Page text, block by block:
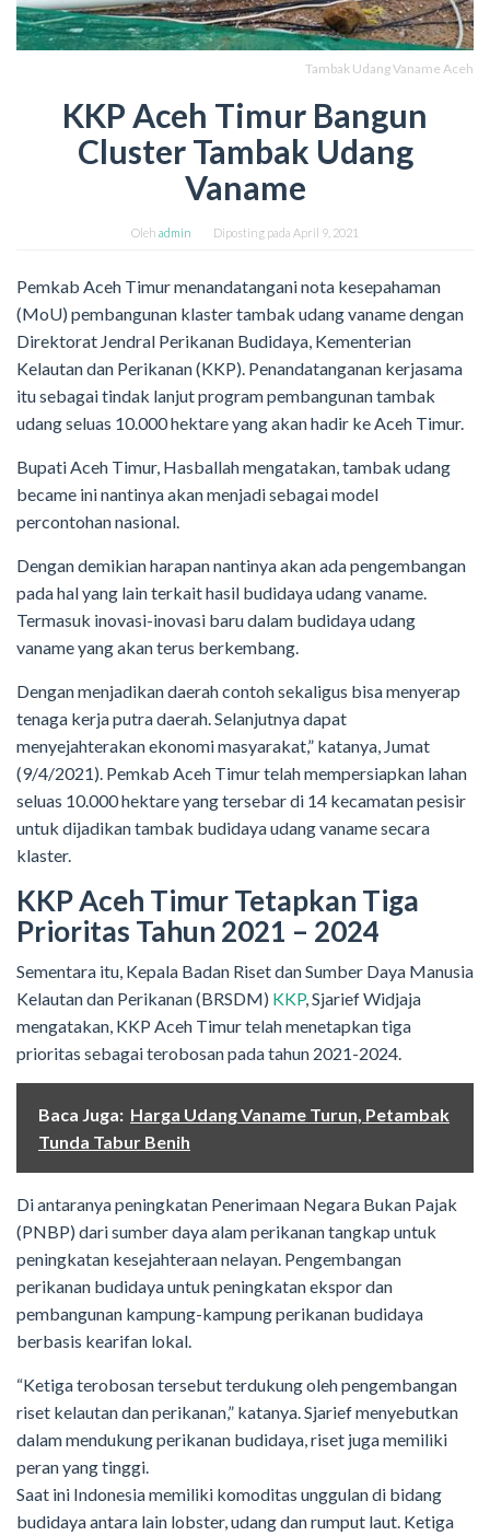
Tambak Udang Vaname Aceh
KKP Aceh Timur Bangun
Cluster Tambak Udang
Vaname
Oleh admin Diposting pada April 9, 2021
Pemkab Aceh Timur menandatangani nota kesepahaman
(MoU) pembangunan klaster tambak udang vaname dengan
Direktorat Jendral Perikanan Budidaya, Kementerian
Kelautan dan Perikanan (KKP). Penandatanganan kerjasama
itu sebagai tindak lanjut program pembangunan tambak
udang seluas 10.000 hektare yang akan hadir ke Aceh Timur.
Bupati Aceh Timur, Hasballah mengatakan, tambak udang
became ini nantinya akan menjadi sebagai model
percontohan nasional.
Dengan demikian harapan nantinya akan ada pengembangan
pada hal yang lain terkait hasil budidaya udang vaname.
Termasuk inovasi-inovasi baru dalam budidaya udang
vaname yang akan terus berkembang.
Dengan menjadikan daerah contoh sekaligus bisa menyerap
tenaga kerja putra daerah. Selanjutnya dapat
menyejahterakan ekonomi masyarakat,” katanya, Jumat
(9/4/2021). Pemkab Aceh Timur telah mempersiapkan lahan
seluas 10.000 hektare yang tersebar di 14 kecamatan pesisir
untuk dijadikan tambak budidaya udang vaname secara
klaster.
KKP Aceh Timur Tetapkan Tiga
Prioritas Tahun 2021 – 2024
Sementara itu, Kepala Badan Riset dan Sumber Daya Manusia
Kelautan dan Perikanan (BRSDM) KKP, Sjarief Widjaja
mengatakan, KKP Aceh Timur telah menetapkan tiga
prioritas sebagai terobosan pada tahun 2021-2024.
Baca Juga: Harga Udang Vaname Turun, Petambak
Tunda Tabur Benih
Di antaranya peningkatan Penerimaan Negara Bukan Pajak
(PNBP) dari sumber daya alam perikanan tangkap untuk
peningkatan kesejahteraan nelayan. Pengembangan
perikanan budidaya untuk peningkatan ekspor dan
pembangunan kampung-kampung perikanan budidaya
berbasis kearifan lokal.
“Ketiga terobosan tersebut terdukung oleh pengembangan
riset kelautan dan perikanan,” katanya. Sjarief menyebutkan
dalam mendukung perikanan budidaya, riset juga memiliki
peran yang tinggi.
Saat ini Indonesia memiliki komoditas unggulan di bidang
budidaya antara lain lobster, udang dan rumput laut. Ketiga